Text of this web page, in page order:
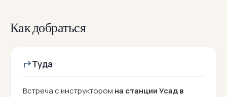
Как добраться
Туда
Встреча с инструктором на станции Усад в